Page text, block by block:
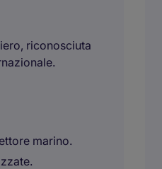
riconosciuta
marino.